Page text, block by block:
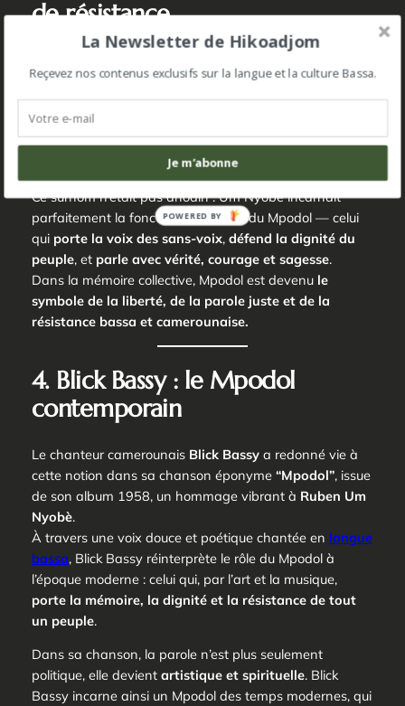
de résistance
historique et politiqueà travers la figure du héros
camerounaisRuben Um Nyobè, surnommé“le Mpodol”.
Originaire du peuple bassa, il fut le
l’Union des Populations du Cameroun (UPC)et un
fervent défenseur de l’indépendance du pays.
Ce surnom n’était pas anodin : Um Nyobè incarnait
parfaitement la fonction ancestrale du Mpodol— celui
qui porte la voix des sans-voix, défend la dignité du
peuple, et parle avec vérité, courage et sagesse.
Dans la mémoire collective, Mpodolest devenu le
symbole de la liberté, de la parole juste et de la
résistance bassa et camerounaise.
4. Blick Bassy : le Mpodol
contemporain
Le chanteur camerounais Blick Bassya redonné vie à
cette notion dans sa chanson éponyme “Mpodol”, issue
de son album 1958, un hommage vibrant à Ruben Um
Nyobè.
À travers une voix douce et poétique chantée en langue
bassa, Blick Bassy réinterprète le rôle du Mpodolà
l’époque moderne : celui qui, par l’art et la musique,
porte la mémoire, la dignité et la résistance de tout
un peuple.
Dans sa chanson, la parole n’est plus seulement
politique, elle devient artistique et spirituelle. Blick
Bassy incarne ainsi un Mpodol des temps modernes, qui
La Newsletter de Hikoadjom
Reçevez nos contenus exclusifs sur la langue et la culture Bassa.
Je m’abonne
POWERED BY